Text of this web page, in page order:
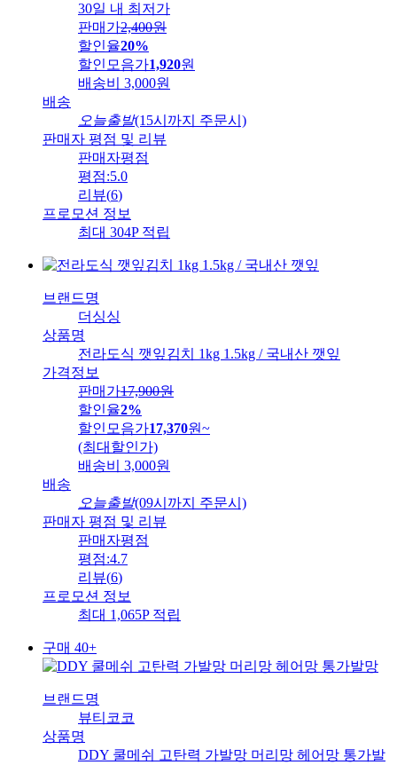
30일 내 최저가
판매가2,400원
할인율20%
할인모음가1,920원
배송비
3,000원
배송
오늘출발(15시까지 주문시)
판매자 평점 및 리뷰
판매자평점
평점:5.0
리뷰(6)
프로모션 정보
최대 304P 적립
브랜드명
더싱싱
상품명
전라도식 깻잎김치 1kg 1.5kg / 국내산 깻잎
가격정보
판매가17,900원
할인율2%
할인모음가17,370원~
(최대할인가)
배송비
3,000원
배송
오늘출발(09시까지 주문시)
판매자 평점 및 리뷰
판매자평점
평점:4.7
리뷰(6)
프로모션 정보
최대 1,065P 적립
구매 40+
브랜드명
뷰티코코
상품명
DDY 쿨메쉬 고탄력 가발망 머리망 헤어망 통가발